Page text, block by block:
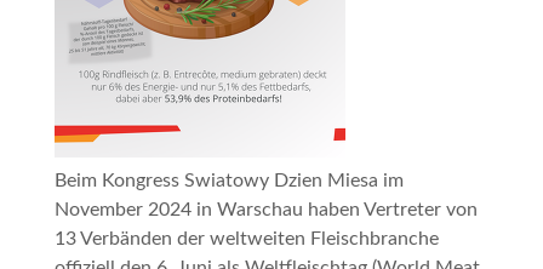
Beim Kongress Swiatowy Dzien Miesa im
November 2024 in Warschau haben Vertreter von
13 Verbänden der weltweiten Fleischbranche